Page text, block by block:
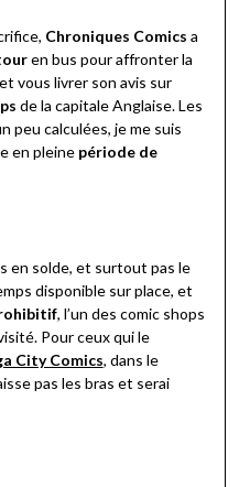
Chroniques Comics a
en bus pour affronter la
vous livrer son avis sur
de la capitale Anglaise. Les
peu calculées, je me suis
en pleine période de
en solde, et surtout pas le
disponible sur place, et
, l’un des comic shops
Pour ceux qui le
City Comics, dans le
pas les bras et serai